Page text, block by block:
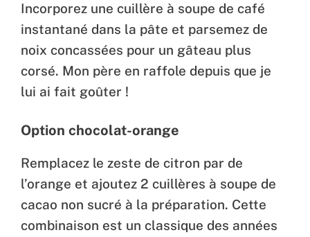
Incorporez une cuillère à soupe de café
instantané dans la pâte et parsemez de
noix concassées pour un gâteau plus
corsé. Mon père en raffole depuis que je
lui ai fait goûter !
Option chocolat-orange
Remplacez le zeste de citron par de
l’orange et ajoutez 2 cuillères à soupe de
cacao non sucré à la préparation. Cette
combinaison est un classique des années